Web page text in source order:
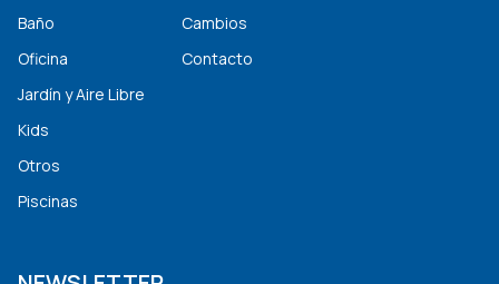
Baño
Oficina
Jardín y Aire Libre
Kids
Otros
Piscinas
Cambios
Contacto